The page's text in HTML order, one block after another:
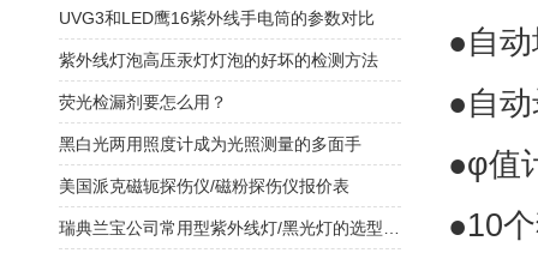
●自
●自
●φ值
●10
UVG3和LED鹰16紫外线手电筒的参数对比
紫外线灯泡高压汞灯灯泡的好坏的检测方法
荧光检漏剂要怎么用？
黑白光两用照度计成为光照测量的多面手
美国派克磁轭探伤仪/磁粉探伤仪报价表